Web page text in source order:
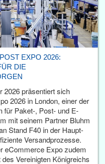
EXPO 2026:
DIE
2026 präsentiert sich
2026 in London, einer der
für Paket-, Post- und E-
mit seinem Partner Bluhm
Stand F40 in der Haupt­
Versandprozesse.
eCommerce Expo zudem
Vereinigten Königreichs